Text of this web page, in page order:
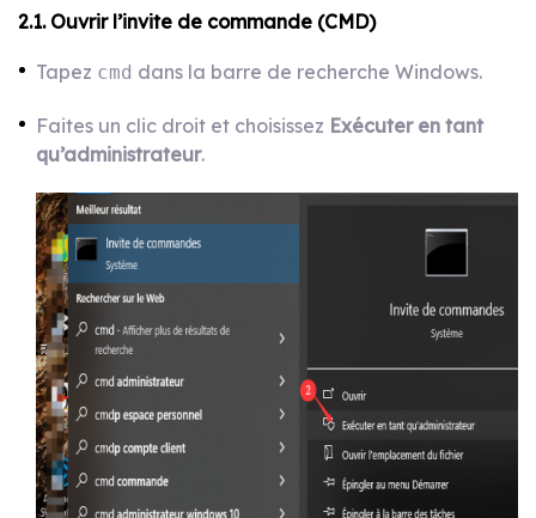
2.1. Ouvrir l’invite de commande (CMD)
Tapez cmd dans la barre de recherche Windows.
Faites un clic droit et choisissez Exécuter en tant
qu’administrateur.